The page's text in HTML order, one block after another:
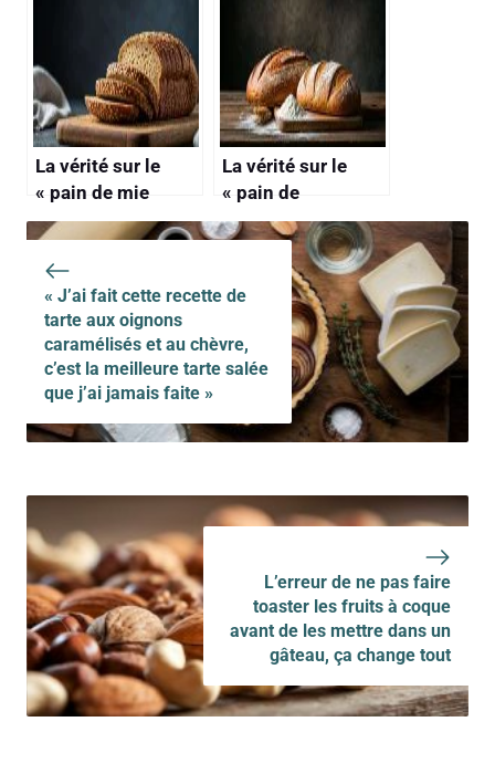
est si bluffante que
personne ne
devine l’ingrédient
secret
plus vite
La vérité sur le
« pain de mie
complet » : il n’est
pas toujours plus
intéressant
nutritionnellement
La vérité sur le
« pain de
campagne »
industriel : il est
souvent bien loin
de l’authentique
« J’ai fait cette recette de
tarte aux oignons
caramélisés et au chèvre,
c’est la meilleure tarte salée
que j’ai jamais faite »
L’erreur de ne pas faire
toaster les fruits à coque
avant de les mettre dans un
gâteau, ça change tout